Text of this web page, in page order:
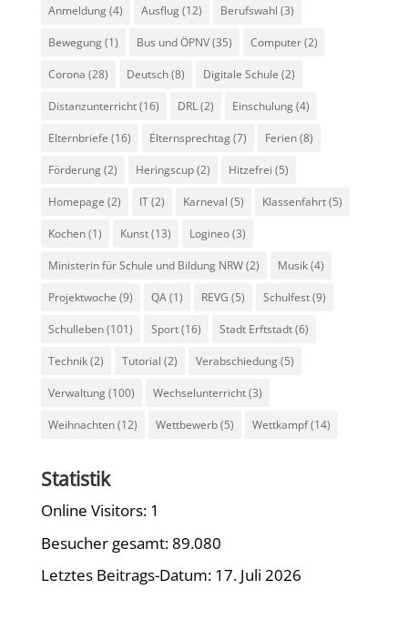
Anmeldung(4) Ausflug(12) Berufswahl (3)
Bewegung(1) Bus und ÖPNV(35) Computer(2)
Corona (28) Deutsch(8) Digitale Schule (2)
Distanzunterricht(16) DRL(2) Einschulung(4)
Elternbriefe (16) Elternsprechtag(7) Ferien(8)
Förderung(2) Heringscup(2) Hitzefrei (5)
Homepage (2) IT(2) Karneval (5) Klassenfahrt(5)
Kochen(1) Kunst(13) Logineo(3)
Ministerin für Schule und Bildung NRW(2) Musik(4)
Projektwoche (9) QA(1) REVG (5) Schulfest(9)
Schulleben(101) Sport(16) Stadt Erftstadt(6)
Technik(2) Tutorial (2) Verabschiedung(5)
Verwaltung(100) Wechselunterricht(3)
Weihnachten(12) Wettbewerb(5) Wettkampf(14)
Statistik
Online Visitors: 1
Besucher gesamt:89.080
Letztes Beitrags-Datum: 17. Juli 2026